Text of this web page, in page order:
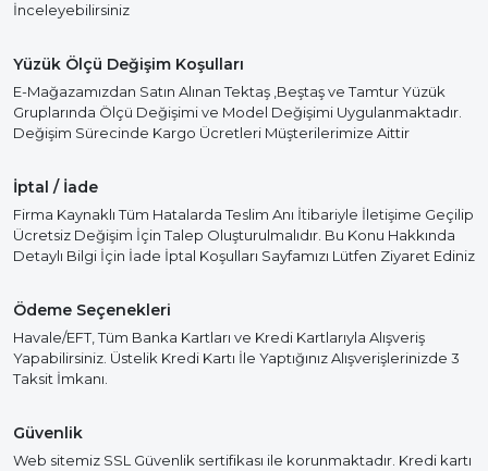
İnceleyebilirsiniz
Yüzük Ölçü Değişim Koşulları
E-Mağazamızdan Satın Alınan Tektaş ,Beştaş ve Tamtur Yüzük
Gruplarında Ölçü Değişimi ve Model Değişimi Uygulanmaktadır.
Değişim Sürecinde Kargo Ücretleri Müşterilerimize Aittir
İptal / İade
Firma Kaynaklı Tüm Hatalarda Teslim Anı İtibariyle İletişime Geçilip
Ücretsiz Değişim İçin Talep Oluşturulmalıdır. Bu Konu Hakkında
Detaylı Bilgi İçin İade İptal Koşulları Sayfamızı Lütfen Ziyaret Ediniz
Ödeme Seçenekleri
Havale/EFT, Tüm Banka Kartları ve Kredi Kartlarıyla Alışveriş
Yapabilirsiniz. Üstelik Kredi Kartı İle Yaptığınız Alışverişlerinizde 3
Taksit İmkanı.
Güvenlik
Web sitemiz SSL Güvenlik sertifikası ile korunmaktadır. Kredi kartı